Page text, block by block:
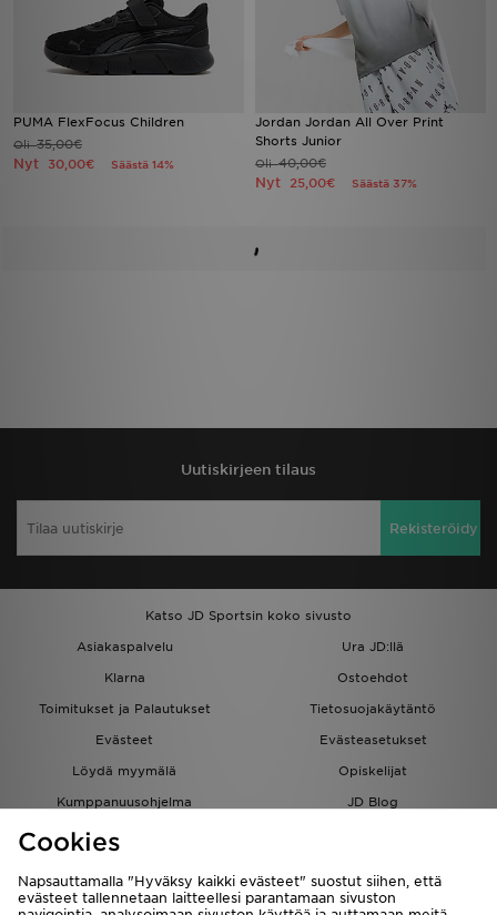
PUMA FlexFocus Children
Oli35,00€
Nyt 30,00€ Säästä 14%
Jordan Jordan All Over Print
Shorts Junior
Oli40,00€
Nyt 25,00€ Säästä 37%
Uutiskirjeen tilaus
Rekisteröidy
Katso JD Sportsin koko sivusto
Asiakaspalvelu
Ura JD:llä
Klarna
Ostoehdot
Toimitukset ja Palautukset
Tietosuojakäytäntö
Evästeet
Evästeasetukset
Löydä myymälä
Opiskelijat
Kumppanuusohjelma
JD Blog
Cookies
Napsauttamalla "Hyväksy kaikki evästeet" suostut siihen, että
evästeet tallennetaan laitteellesi parantamaan sivuston